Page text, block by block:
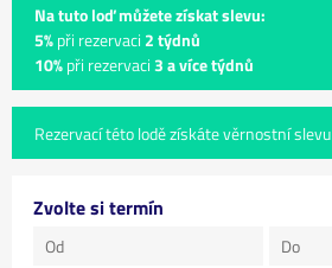
Na tuto loď můžete získat slevu:
5%při rezervaci 2 týdnů
10%při rezervaci3 a více týdnů
Rezervací této lodě získáte věrnostní slevu
Zvolte si termín